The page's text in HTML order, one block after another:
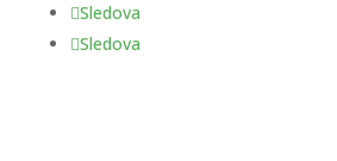
Sledova
Sledova